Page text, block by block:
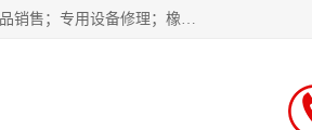
天津永腾气体销售有限公司成立于2020年，注册地位于天津市滨海新区。经营范围包括：专用化学产品销售；专用设备修理；橡胶制品销售；气体压缩机械销售；特种设备销售；仪器仪表销售；机械设备租赁；五金产品批发；食品添加剂销售等，主要供应：氧气、乙炔、氮气、氩气、氢气、氦气、液氨、液氮、一氧化碳、二氧化碳等，各种工业气体，高纯气体，食品级气体。